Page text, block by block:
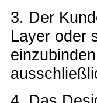
3. Der
Layer oder